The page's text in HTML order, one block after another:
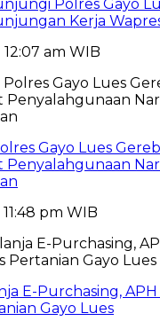
Polres Gayo
Kerja
am WIB
Gayo Lues
Penyalahgunaan
pm WIB
E-Purchasing, APH
Gayo Lues